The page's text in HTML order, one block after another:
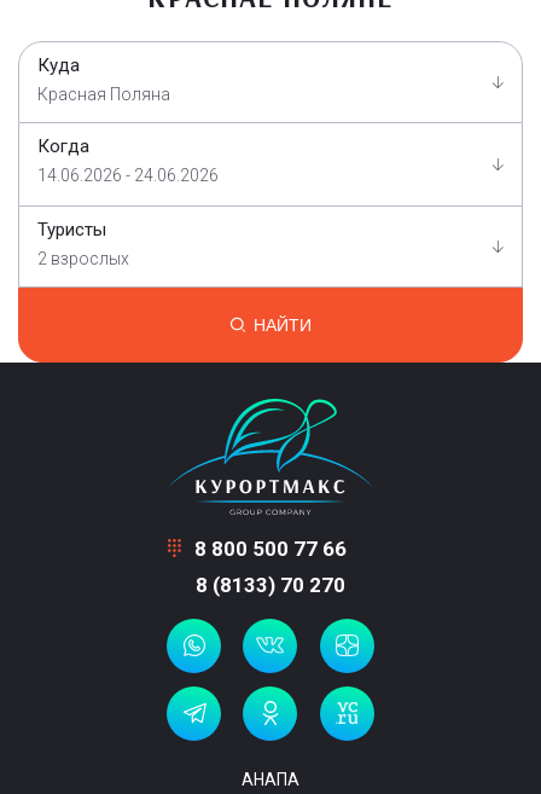
Куда
Красная Поляна
Когда
14.06.2026 - 24.06.2026
Туристы
2 взрослых
НАЙТИ
8 800 500 77 66
8 (8133) 70 270
АНАПА